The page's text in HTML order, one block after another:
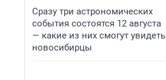
Сразу три астрономических
события состоятся 12 августа
— какие из них смогут увидеть
новосибирцы